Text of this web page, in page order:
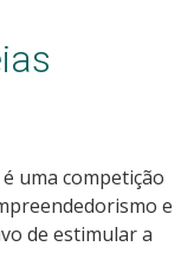
uma competição
e
de estimular a